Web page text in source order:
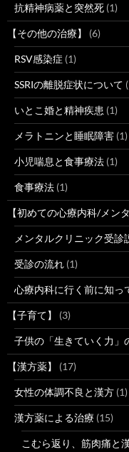
抗精神病薬と突然死 (1)
【その他の治療】 (6)
RSV感染症 (1)
SSRIの離脱症状について
いとこ婚と精神疾患 (1)
メラトニンと睡眠障害 (1)
小児喘息と食事療法 (1)
食事療法 (1)
【初めての心療内科/メン
メンタルクリニック受診
受診の流れ (1)
心療内科に行く前に知っ
【子育て】 (3)
子供の「生きていく力」
【漢方薬】 (17)
女性の体調不良と漢方 (1)
漢方薬による治療 (15)
こむら返り、筋肉痛と